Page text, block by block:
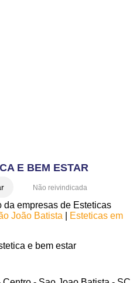
E BEM ESTAR
Não reivindicada
da empresas de Esteticas
João Batista|
Esteticas em
e bem estar